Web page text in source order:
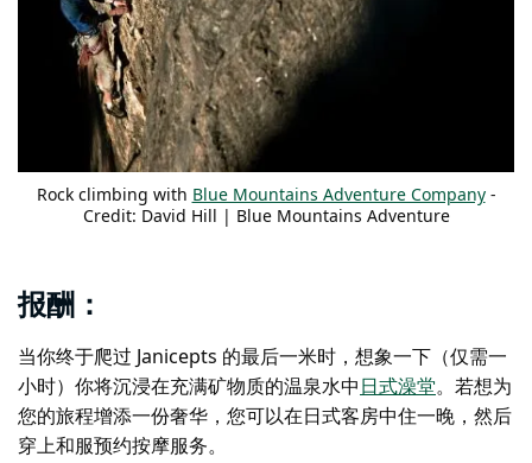
Rock climbing with Blue Mountains Adventure Company-
Credit: David Hill | Blue Mountains Adventure
报酬：
当你终于爬过 Janicepts 的最后一米时，想象一下（仅需一
小时）你将沉浸在充满矿物质的温泉水中日式澡堂。若想为
您的旅程增添一份奢华，您可以在日式客房中住一晚，然后
穿上和服预约按摩服务。